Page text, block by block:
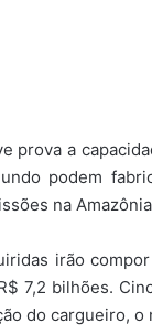
prova a
podem
na
irão
7,2 bilhões.
do cargueiro, o